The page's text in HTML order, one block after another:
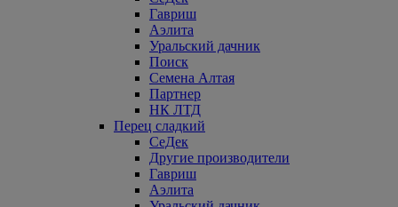
Гавриш
Аэлита
Уральский дачник
Поиск
Семена Алтая
Партнер
НК ЛТД
Перец сладкий
СеДек
Другие производители
Гавриш
Аэлита